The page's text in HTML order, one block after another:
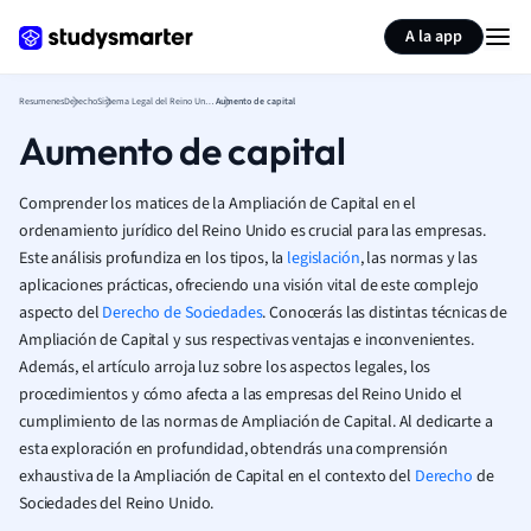
A la app
ResumenesDerecho Sistema Legal del Reino UnidoAumento de capital
Aumento de capital
Comprender los matices de la Ampliación de Capital en el
ordenamiento jurídico del Reino Unido es crucial para las empresas.
Este análisis profundiza en los tipos, la legislación, las normas y las
aplicaciones prácticas, ofreciendo una visión vital de este complejo
aspecto del Derecho de Sociedades. Conocerás las distintas técnicas de
Ampliación de Capital y sus respectivas ventajas e inconvenientes.
Además, el artículo arroja luz sobre los aspectos legales, los
procedimientos y cómo afecta a las empresas del Reino Unido el
cumplimiento de las normas de Ampliación de Capital. Al dedicarte a
esta exploración en profundidad, obtendrás una comprensión
exhaustiva de la Ampliación de Capital en el contexto del Derecho de
Sociedades del Reino Unido.
Resumir página